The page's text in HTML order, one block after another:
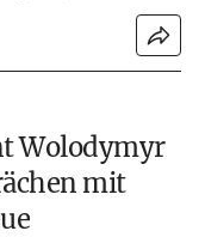
Wolodymyr
mit